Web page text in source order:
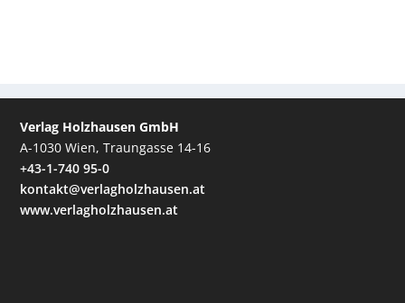
Verlag Holzhausen GmbH
A-1030 Wien, Traungasse 14-16
+43-1-740 95-0
kontakt@verlagholzhausen.at
www.verlagholzhausen.at